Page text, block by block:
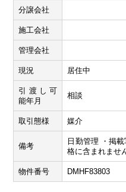
分譲会社
施工会社
管理会社
現況 居住中
引渡し可
能年月
相談
取引態様 媒介
備考
日勤管理 ・掲
格に含まれませ
物件番号 DMHF83803